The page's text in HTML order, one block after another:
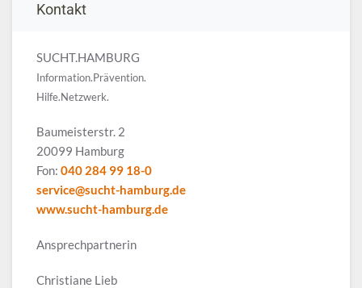
Kontakt
SUCHT.HAMBURG
Information.Prävention.
Hilfe.Netzwerk.
Baumeisterstr. 2
20099 Hamburg
Fon: 040 284 99 18-0
service@sucht-hamburg.de
www.sucht-hamburg.de
Ansprechpartnerin
Christiane Lieb